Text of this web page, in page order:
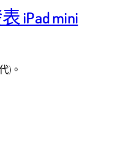
iPad mini
)。